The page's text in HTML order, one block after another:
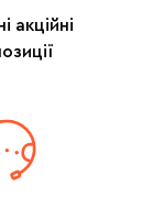
акційні